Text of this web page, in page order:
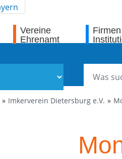
Vereine
Ehrenamt
Firmen
Imkerverein Dietersburg e.V.